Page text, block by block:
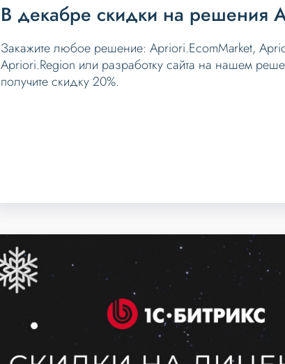
В декабре скидки на решения
Закажите любое решение: Apriori.EcomMarket,
Apriori.Region или разработку сайта на нашем
получите скидку 20%.